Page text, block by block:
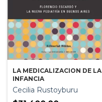
LA MEDICALIZACION DE LA
INFANCIA
Cecilia Rustoyburu